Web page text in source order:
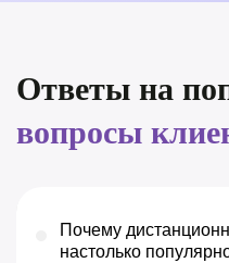
Ответы на
вопросы
Почему
настолько